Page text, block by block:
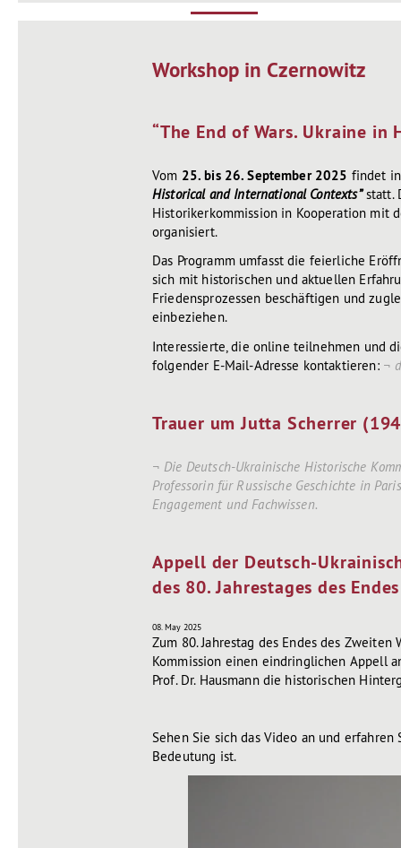
Workshop in Czernowitz
“The End of Wars. Ukraine
Vom 25. bis 26. September 2025 findet
Historical and International Contexts”statt.
Historikerkommission in Kooperation mit
organisiert.
Das Programm umfasst die feierliche
sich mit historischen und aktuellen
Friedensprozessen beschäftigen und
einbeziehen.
Interessierte, die online teilnehmen und
folgender E-Mail-Adresse kontaktieren:
Trauer um Jutta Scherrer
Die Deutsch-Ukrainische Historische
Professorin für Russische Geschichte in
Engagement und Fachwissen.
Appell der Deutsch-
des 80. Jahrestages des
08. May 2025
Zum 80. Jahrestag des Endes des
Kommission einen eindringlichen Appell
Prof. Dr. Hausmann die historischen
Sehen Sie sich das Video an und
Bedeutung ist.